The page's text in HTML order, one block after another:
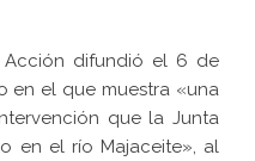
Acción difundió el 6 de
en el que muestra «una
que la Junta
en el río Majaceite», al